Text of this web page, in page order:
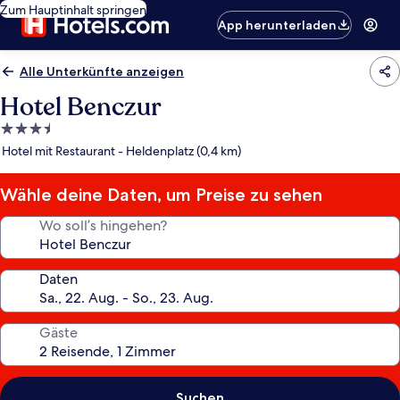
Zum Hauptinhalt springen
App herunterladen
Alle Unterkünfte anzeigen
Hotel Benczur
3.5-
Sterne-
Hotel mit Restaurant - Heldenplatz (0,4 km)
Wähle deine Daten, um Preise zu sehen
Wo soll’s hingehen?
Daten
Gäste